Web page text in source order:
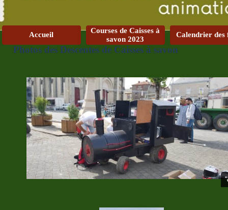
Accueil
Courses de Caisses à
savon 2023
Calendrier des
Photos des Descentes de Caisses à savon